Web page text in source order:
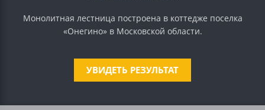
Монолитная лестница построена в коттедже поселка
«Онегино» в Московской области.
УВИДЕТЬ РЕЗУЛЬТАТ